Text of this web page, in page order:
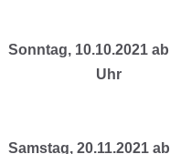
Sonntag, 10.10.2021
Uhr
Samstag, 20.11.2021